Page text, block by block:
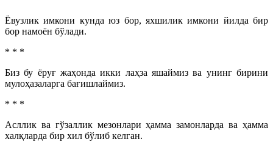
Ёвузлик имкони кунда юз бор, яхшилик имкони йилда бир
бор намоён бўлади.
* * *
Биз бу ёруғ жаҳонда икки лаҳза яшаймиз ва унинг бирини
мулоҳазаларга бағишлаймиз.
* * *
Асллик ва гўзаллик мезонлари ҳамма замонларда ва ҳамма
халқларда бир хил бўлиб келган.